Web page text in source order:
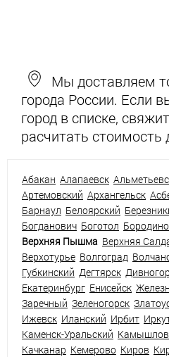
Мы доставляем
города России. Если
город в списке,
расчитать стоимость
Абакан Алапаевск
Артемовский Архангельск
Барнаул Белоярский
Богданович Боготол Бородино
Верхняя Пышма Верхняя
Верхотурье Волгоград
Губкинский Дегтярск
Екатеринбург Енисейск
Заречный Зеленогорск
Ижевск Иланский Ирбит
Каменск-Уральский Камышлов
Качканар Кемерово Киров